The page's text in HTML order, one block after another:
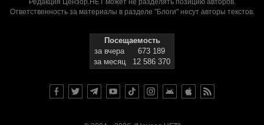
Редакция Цензор.НЕТ может не разделять позицию авторов.
Ответственность за материалы в разделе "Блоги" несут авторы текстов.
Посещаемость
за вчера
673 189
за месяц
12 586 370